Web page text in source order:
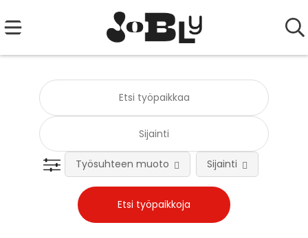
Työsuhteen muoto Sijainti